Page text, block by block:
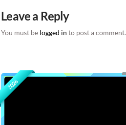
Leave a Reply
You must be logged in to post a comment.
2026